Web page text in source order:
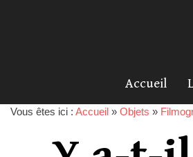
Accueil
Vous êtes ici : Accueil » Objets »